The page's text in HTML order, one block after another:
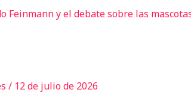
/ 12 de julio de 2026